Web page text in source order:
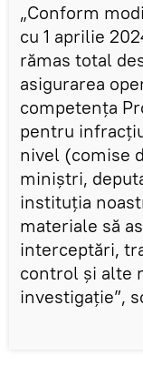
„Conform
cu 1 aprilie
rămas total
asigurarea
competența
pentru
nivel (comise
miniștri,
instituția
materiale să
interceptări,
control și alte
investigație”,